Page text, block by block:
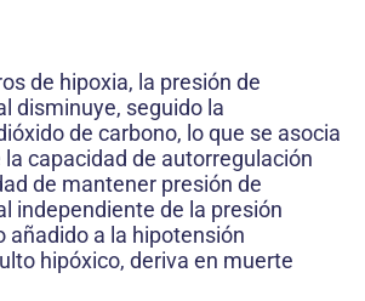
de hipoxia, la presión de
disminuye, seguido la
de carbono, lo que se asocia
capacidad de autorregulación
de mantener presión de
independiente de la presión
añadido a la hipotensión
hipóxico, deriva en muerte